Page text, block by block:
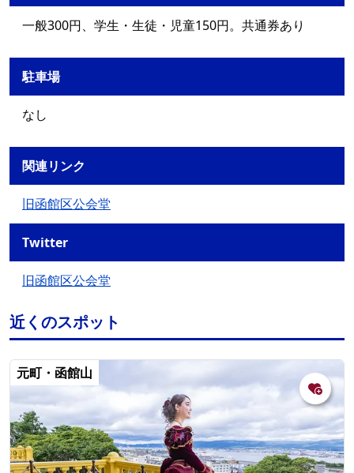
一般300円、学生・生徒・児童150円。共通券あり
駐車場
なし
関連リンク
旧函館区公会堂
Twitter
旧函館区公会堂
近くのスポット
元町・函館山